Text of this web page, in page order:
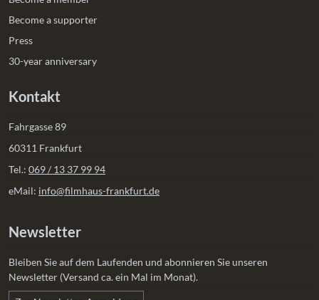
Become a supporter
Press
30-year anniversary
Kontakt
Fahrgasse 89
60311 Frankfurt
Tel.: 069 / 13 37 99 94
eMail: info@filmhaus-frankfurt.de
Newsletter
Bleiben Sie auf dem Laufenden und abonnieren Sie unseren
Newsletter (Versand ca. ein Mal im Monat).